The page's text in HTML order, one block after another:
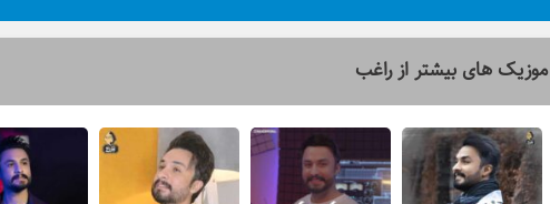
موزیک های بیشتر ازراغب